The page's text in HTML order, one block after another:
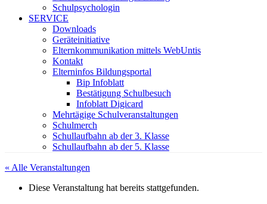
Schulpsychologin
SERVICE
Downloads
Geräteinitiative
Elternkommunikation mittels WebUntis
Kontakt
Elterninfos Bildungsportal
Bip Infoblatt
Bestätigung Schulbesuch
Infoblatt Digicard
Mehrtägige Schulveranstaltungen
Schulmerch
Schullaufbahn ab der 3. Klasse
Schullaufbahn ab der 5. Klasse
« Alle Veranstaltungen
Diese Veranstaltung hat bereits stattgefunden.